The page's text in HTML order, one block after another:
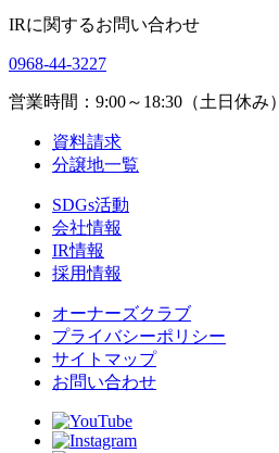
IRに関するお問い合わせ
0968-44-3227
営業時間：9:00～18:30（土日休み）
資料請求
分譲地一覧
SDGs活動
会社情報
IR情報
採用情報
オーナーズクラブ
プライバシーポリシー
サイトマップ
お問い合わせ